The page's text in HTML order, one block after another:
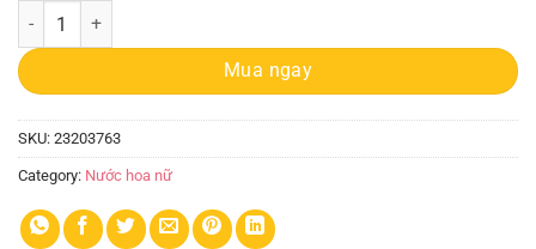
Nước Hoa Charme Chiết 10ml Trust quantity
Mua ngay
SKU: 23203763
Category: Nước hoa nữ